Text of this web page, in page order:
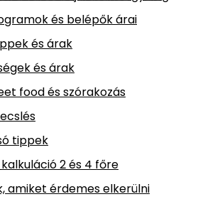
és belépők árai
és árak
és árak
food és szórakozás
tippek
2 és 4 főre
amiket érdemes elkerülni